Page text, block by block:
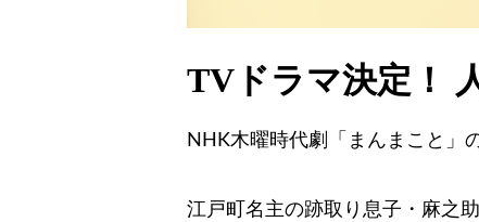
TVドラマ決定！
NHK木曜時代劇「まんまこと」
江戸町名主の跡取り息子・麻之